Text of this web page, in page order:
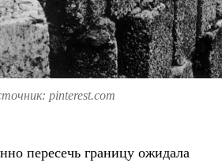
pinterest.com
пересечь границу ожидала